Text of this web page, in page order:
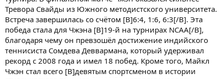
Тревора Свайды из Южного методистского университета.
Встреча завершилась со счётом [B]6:4, 1:6, 6:3[/B]. Эта
победа стала для Чжэна [B]19-й на турнирах NCAA[/B],
благодаря чему он превзошёл достижение индийского
теннисиста Сомдева Деввармана, который удерживал
рекорд с 2008 года и имел 18 побед. Кроме того, Майкл
Чжэн стал всего [B]девятым спортсменом в истории